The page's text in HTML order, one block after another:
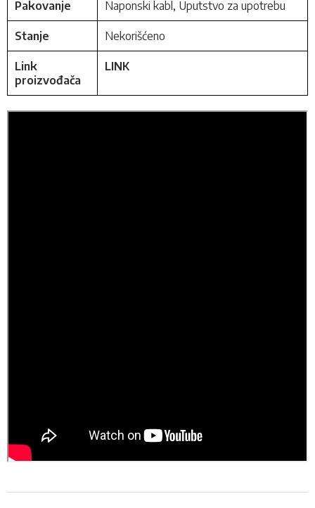
Pakovanje Naponski kabl, Uputstvo za upotrebu
Stanje Nekorišćeno
Link
proizvođača
LINK